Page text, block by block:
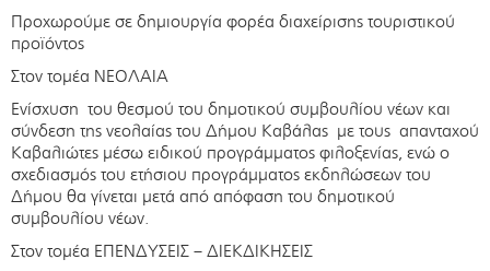
Προχωρούμε σε δημιουργία φορέα διαχείρισης τουριστικού
προϊόντος
Στον τομέα ΝΕΟΛΑΙΑ
Ενίσχυση του θεσμού του δημοτικού συμβουλίου νέων και
σύνδεση της νεολαίας του Δήμου Καβάλας με τους απανταχού
Καβαλιώτες μέσω ειδικού προγράμματος φιλοξενίας, ενώ ο
σχεδιασμός του ετήσιου προγράμματος εκδηλώσεων του
Δήμου θα γίνεται μετά από απόφαση του δημοτικού
συμβουλίου νέων.
Στον τομέα ΕΠΕΝΔΥΣΕΙΣ – ΔΙΕΚΔΙΚΗΣΕΙΣ